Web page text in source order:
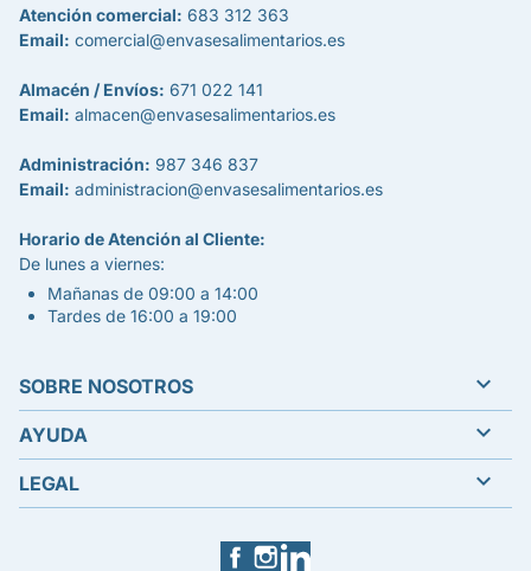
Facebook
Atención comercial: 683 312 363
Email: comercial@envasesalimentarios.es
Almacén / Envíos: 671 022 141
Email: almacen@envasesalimentarios.es
Administración: 987 346 837
Email: administracion@envasesalimentarios.es
Horario de Atención al Cliente:
De lunes a viernes:
Mañanas de 09:00 a 14:00
Tardes de 16:00 a 19:00
SOBRE NOSOTROS 
AYUDA 
LEGAL 